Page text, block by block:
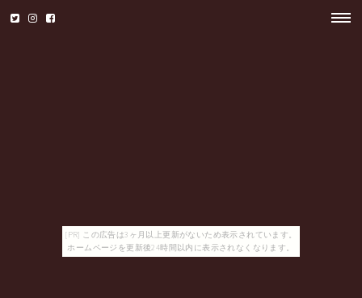
[PR] この広告は3ヶ月以上更新がないため表示されています。
ホームページを更新後24時間以内に表示されなくなります。